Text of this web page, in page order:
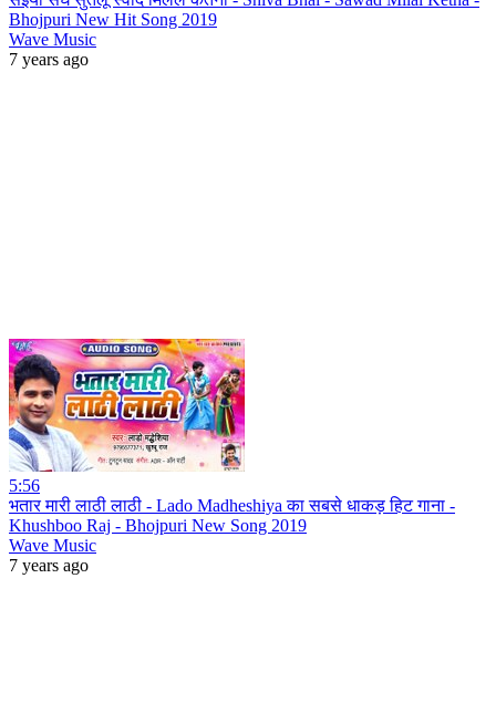
Bhojpuri New Hit Song 2019
Wave Music
7 years ago
5:56
भतार मारी लाठी लाठी - Lado Madheshiya का सबसे धाकड़ हिट गाना -
Khushboo Raj - Bhojpuri New Song 2019
Wave Music
7 years ago